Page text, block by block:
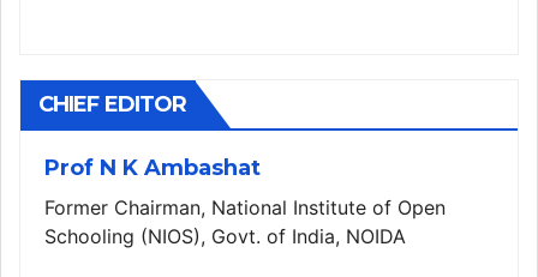
CHIEF EDITOR
Prof N K Ambashat
Former Chairman, National Institute of Open
Schooling (NIOS), Govt. of India, NOIDA